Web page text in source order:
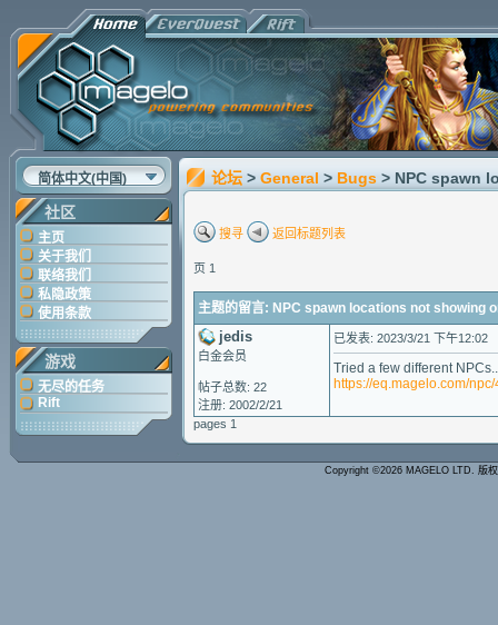
简体中文(中国)
社区
主页
关于我们
联络我们
私隐政策
使用条款
游戏
无尽的任务
Rift
论坛 > General > Bugs > NPC spawn
搜寻 返回标题列表
页 1
主题的留言: NPC spawn locations not showing
jedis
白金会员
帖子总数: 22
注册: 2002/2/21
已发表: 2023/3/21 下午12:02
Tried a few different
https://eq.magelo.com/
pages 1
Copyright ©2026 MAGELO LTD. 版